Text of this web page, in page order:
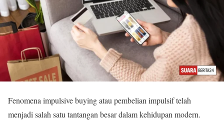
Fenomena impulsive buying atau pembelian impulsif telah
menjadi salah satu tantangan besar dalam kehidupan modern.